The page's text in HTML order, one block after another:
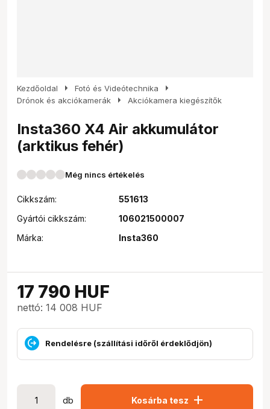
Kezdőoldal arrow_right Fotó és Videótechnika arrow_right
Drónok és akciókamerák arrow_right Akciókamera kiegészítők
Insta360 X4 Air akkumulátor
(arktikus fehér)
Még nincs értékelés
Cikkszám:
551613
Gyártói cikkszám:
106021500007
Márka:
Insta360
17 790 HUF
nettó: 14 008 HUF
Rendelésre (szállítási időről érdeklődjön)
db Kosárba tesz add